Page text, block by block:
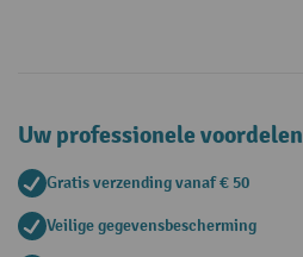
Uw professionele voordelen
Gratis verzending vanaf € 50
Veilige gegevensbescherming